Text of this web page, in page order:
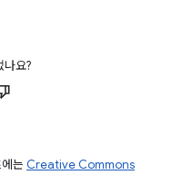
나요?
는 Creative Commons